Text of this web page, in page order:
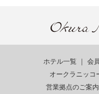
ホテル一覧 ｜ 会
オークラニッコ
営業拠点のご案内